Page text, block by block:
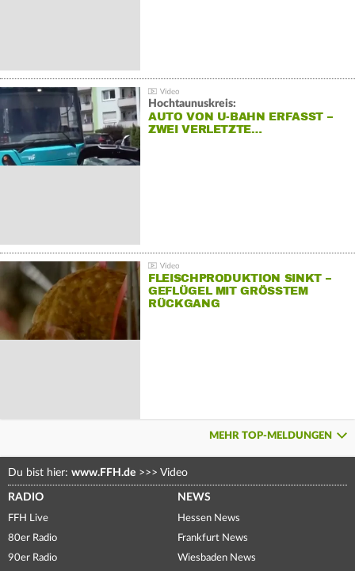
Hochtaunuskreis:
AUTO VON U-BAHN ERFASST –
ZWEI VERLETZTE…
FLEISCHPRODUKTION SINKT –
GEFLÜGEL MIT GRÖSSTEM R
ÜCKGANG
MEHR TOP-MELDUNGEN
Du bist hier: www.FFH.de >>> Video
RADIO
FFH Live
80er Radio
90er Radio
NEWS
Hessen News
Frankfurt News
Wiesbaden News